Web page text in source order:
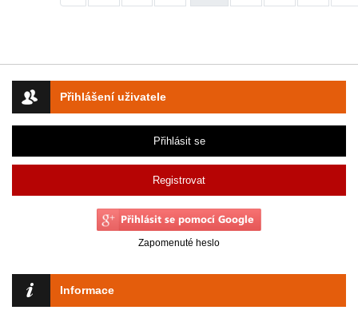
Přihlášení uživatele
Přihlásit se
Registrovat
Zapomenuté heslo
Informace